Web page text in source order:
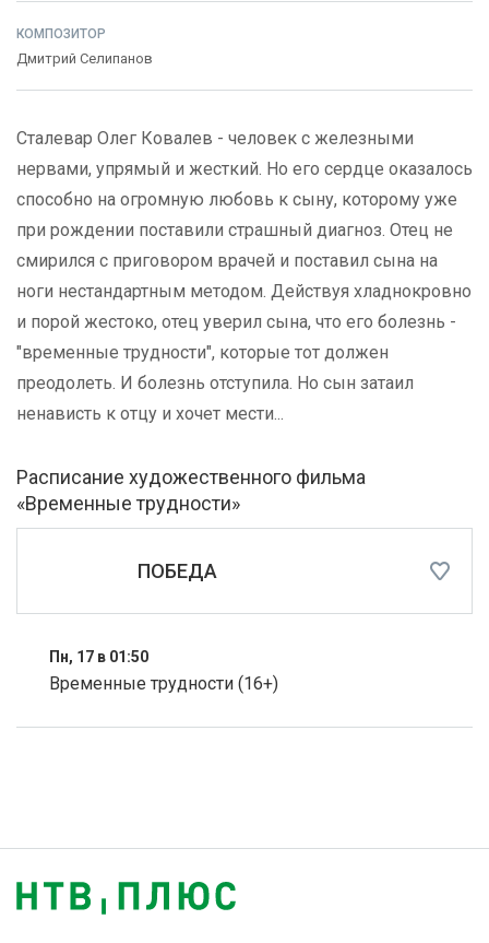
КОМПОЗИТОР
Дмитрий Селипанов
Сталевар Олег Ковалев - человек с железными
нервами, упрямый и жесткий. Но его сердце оказалось
способно на огромную любовь к сыну, которому уже
при рождении поставили страшный диагноз. Отец не
смирился с приговором врачей и поставил сына на
ноги нестандартным методом. Действуя хладнокровно
и порой жестоко, отец уверил сына, что его болезнь -
"временные трудности", которые тот должен
преодолеть. И болезнь отступила. Но сын затаил
ненависть к отцу и хочет мести...
Расписание художественного фильма
«Временные трудности»
ПОБЕДА
Пн, 17 в 01:50
Временные трудности (16+)